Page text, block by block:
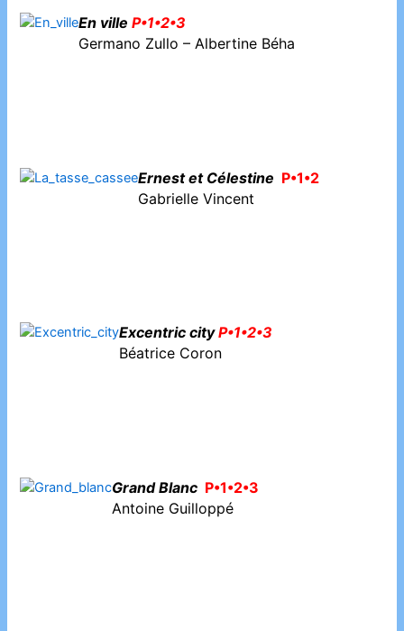
En villeP•1•2•3
Germano Zullo – Albertine Béha
Ernest et Célestine P•1•2
Gabrielle Vincent
Excentric cityP•1•2•3
Béatrice Coron
Grand Blanc P•1•2•3
Antoine Guilloppé